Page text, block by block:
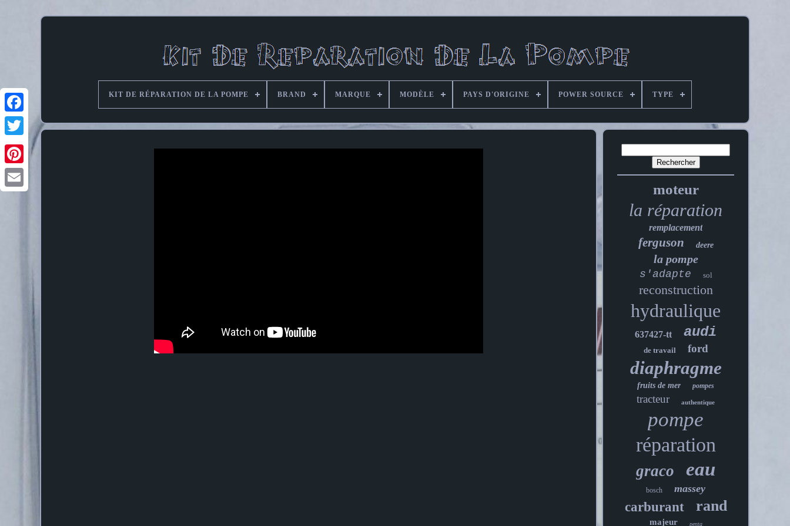
Pinterest
KIT DE RÉPARATION DE LA POMPE BRAND MARQUE MODÈLE PAYS D'ORIGINE POWER SOURCE TYPE
moteur
la réparation
remplacement
ferguson deere
la pompe
s'adapte sol
reconstruction
hydraulique
637427-tt audi
de travail ford
diaphragme
fruits de mer pompes
tracteur authentique
pompe
réparation
graco eau
bosch massey
carburant rand
majeur penta